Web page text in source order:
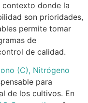
contexto donde la
son prioridades,
permite tomar
de
de calidad.
(C), Nitrógeno
para
de los cultivos. En